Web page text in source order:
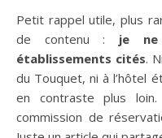
Petit rappel utile, plus
de contenu : je
établissements cités.
du Touquet, ni à l’hôtel
en contraste plus loin.
commission de